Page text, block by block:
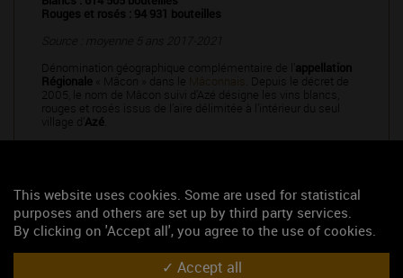
Rouges et rosés : 94 931 bouteilles
Dénomination géographique complémentaire de l’ appellation
Régionale « Mâcon » dans le Mâconnais
. Depuis le décret de
2005, le nom de Mâcon suivi d’Azé désigne les vins blancs,
rouges et rosés issus de l’aire délimitée à l’intérieur du seul
village d’ Azé
Caractères
This website uses cookies. Some are used for statistical
purposes and others are set up by third party services.
By clicking on 'Accept all', you agree to the use of cookies.
Accept all